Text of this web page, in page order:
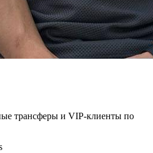
трансферы и VIP-клиенты по